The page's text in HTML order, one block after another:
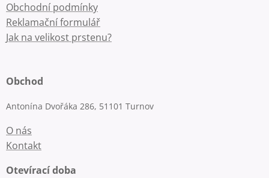
Obchodní podmínky
Reklamační formulář
Jak na velikost prstenu?
Obchod
Antonína Dvořáka 286, 51101 Turnov
O nás
Kontakt
Otevírací doba